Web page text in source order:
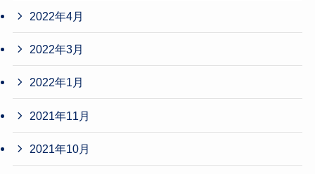
2022年4月
2022年3月
2022年1月
2021年11月
2021年10月